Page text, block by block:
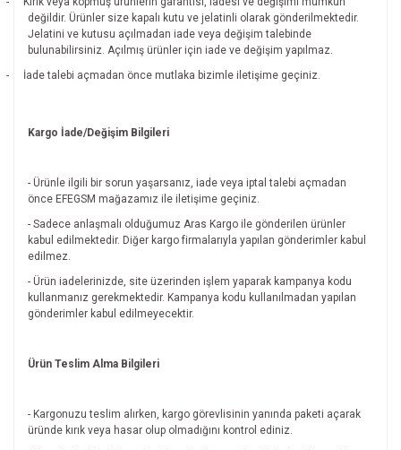
değildir. Ürünler size kapalı kutu ve jelatinli olarak gönderilmektedir.
Jelatini ve kutusu açılmadan iade veya değişim talebinde
bulunabilirsiniz. Açılmış ürünler için iade ve değişim yapılmaz.
-
İade talebi açmadan önce mutlaka bizimle iletişime geçiniz.
Kargo İade/Değişim Bilgileri
- Ürünle ilgili bir sorun yaşarsanız, iade veya iptal talebi açmadan
önce EFEGSM mağazamız ile iletişime geçiniz.
- Sadece anlaşmalı olduğumuz Aras Kargo ile gönderilen ürünler
kabul edilmektedir. Diğer kargo firmalarıyla yapılan gönderimler kabul
edilmez.
- Ürün iadelerinizde, site üzerinden işlem yaparak kampanya kodu
kullanmanız gerekmektedir. Kampanya kodu kullanılmadan yapılan
gönderimler kabul edilmeyecektir.
Ürün Teslim Alma Bilgileri
- Kargonuzu teslim alırken, kargo görevlisinin yanında paketi açarak
üründe kırık veya hasar olup olmadığını kontrol ediniz.